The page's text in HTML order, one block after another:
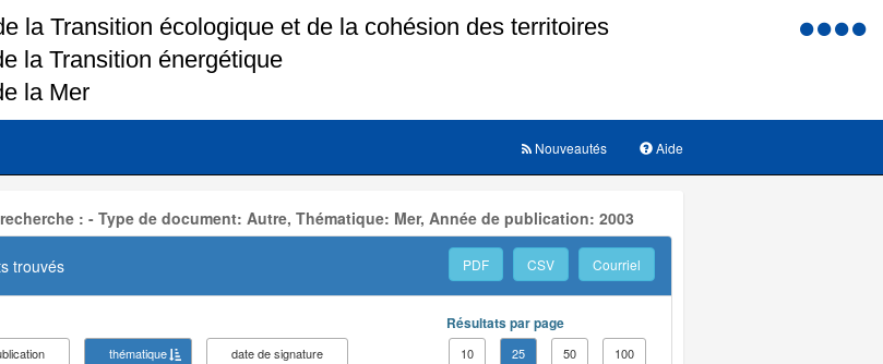
Menu
Aide
Nouveautés
: - Type de document: Autre, Thématique: Mer, Année de publication: 2003
trouvés PDF CSV Courriel
thématique
date de signature
Résultats par page
10 25 50 100